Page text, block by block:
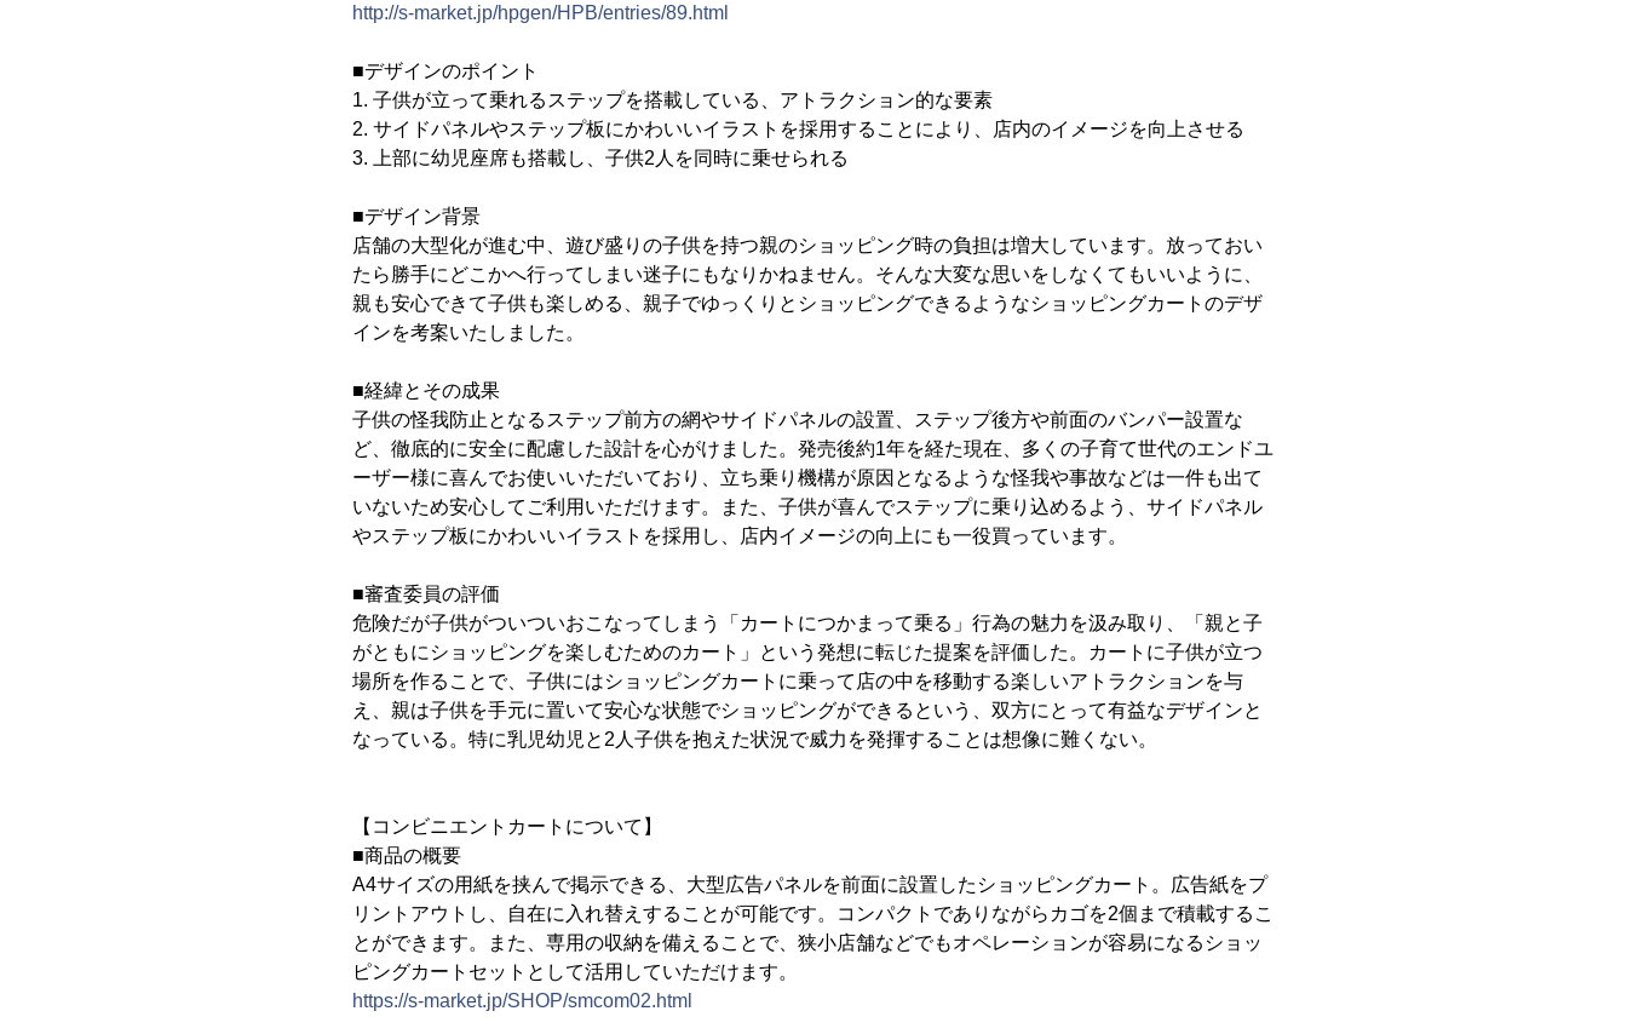
http://s-market.jp/hpgen/HPB/entries/89.html
■デザインのポイント
1. 子供が立って乗れるステップを搭載している、アトラクション的な要素
2. サイドパネルやステップ板にかわいいイラストを採用することにより、店内のイメージを向上させる
3. 上部に幼児座席も搭載し、子供2人を同時に乗せられる
■デザイン背景
店舗の大型化が進む中、遊び盛りの子供を持つ親のショッピング時の負担は増大しています。放っておい
たら勝手にどこかへ行ってしまい迷子にもなりかねません。そんな大変な思いをしなくてもいいように、
親も安心できて子供も楽しめる、親子でゆっくりとショッピングできるようなショッピングカートのデザ
インを考案いたしました。
■経緯とその成果
子供の怪我防止となるステップ前方の網やサイドパネルの設置、ステップ後方や前面のバンパー設置な
ど、徹底的に安全に配慮した設計を心がけました。発売後約1年を経た現在、多くの子育て世代のエンドユ
ーザー様に喜んでお使いいただいており、立ち乗り機構が原因となるような怪我や事故などは一件も出て
いないため安心してご利用いただけます。また、子供が喜んでステップに乗り込めるよう、サイドパネル
やステップ板にかわいいイラストを採用し、店内イメージの向上にも一役買っています。
■審査委員の評価
危険だが子供がついついおこなってしまう「カートにつかまって乗る」行為の魅力を汲み取り、「親と子
がともにショッピングを楽しむためのカート」という発想に転じた提案を評価した。カートに子供が立つ
場所を作ることで、子供にはショッピングカートに乗って店の中を移動する楽しいアトラクションを与
え、親は子供を手元に置いて安心な状態でショッピングができるという、双方にとって有益なデザインと
なっている。特に乳児幼児と2人子供を抱えた状況で威力を発揮することは想像に難くない。
【コンビニエントカートについて】
■商品の概要
A4サイズの用紙を挟んで掲示できる、大型広告パネルを前面に設置したショッピングカート。広告紙をプ
リントアウトし、自在に入れ替えすることが可能です。コンパクトでありながらカゴを2個まで積載するこ
とができます。また、専用の収納を備えることで、狭小店舗などでもオペレーションが容易になるショッ
ピングカートセットとして活用していただけます。
https://s-market.jp/SHOP/smcom02.html